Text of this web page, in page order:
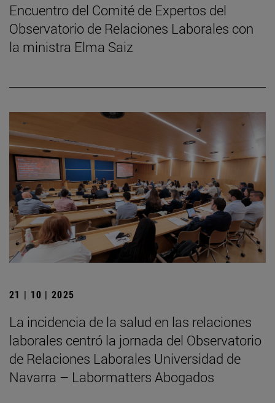
Encuentro del Comité de Expertos del
Observatorio de Relaciones Laborales con
la ministra Elma Saiz
21 | 10 | 2025
La incidencia de la salud en las relaciones
laborales centró la jornada del Observatorio
de Relaciones Laborales Universidad de
Navarra – Labormatters Abogados